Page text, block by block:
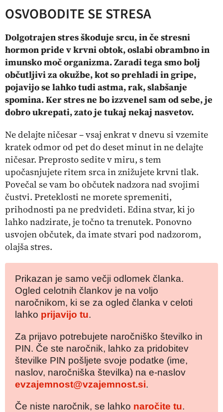
OSVOBODITE SE STRESA
Dolgotrajen stres škoduje srcu, in če stresni
hormon pride v krvni obtok, oslabi obrambno in
imunsko moč organizma. Zaradi tega smo bolj
občutljivi za okužbe, kot so prehladi in gripe,
pojavijo se lahko tudi astma, rak, slabšanje
spomina. Ker stres ne bo izzvenel sam od sebe, je
dobro ukrepati, zato je tukaj nekaj nasvetov.
Ne delajte ničesar– vsaj enkrat v dnevu si vzemite
kratek odmor od pet do deset minut in ne delajte
ničesar. Preprosto sedite v miru, s tem
upočasnjujete ritem srca in znižujete krvni tlak.
Povečal se vam bo občutek nadzora nad svojimi
čustvi. Preteklosti ne morete spremeniti,
prihodnosti pa ne predvideti. Edina stvar, ki jo
lahko nadzirate, je točno ta trenutek. Ponovno
usvojen občutek, da imate stvari pod nadzorom,
olajša stres.
Prikazan je samo večji odlomek članka.
Ogled celotnih člankov je na voljo
naročnikom, ki se za ogled članka v celoti
lahko prijavijo tu.
Za prijavo potrebujete naročniško številko in
PIN. Če ste naročnik, lahko za pridobitev
številke PIN pošljete svoje podatke (ime,
naslov, naročniška številka) na e-naslov
evzajemnost@vzajemnost.si.
Če niste naročnik, se lahko naročite tu.